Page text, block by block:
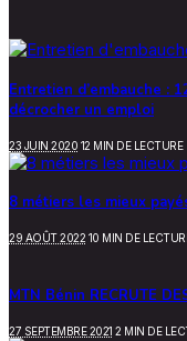
Entretien d’embauche :
décrocher un emploi
23 JUIN 2020 12 MIN DE LECTURE
8 métiers les mieux
29 AOÛT 2022 10 MIN DE
MTN Bénin RECRUTE
27 SEPTEMBRE 2021 2 MIN DE